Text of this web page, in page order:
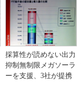
採算性が読めない出力
抑制無制限メガソーラ
ーを支援、3社が提携